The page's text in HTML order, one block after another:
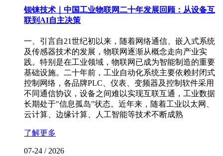
钡铼技术｜中国工业物联网二十年发展回顾：从设备互
联到AI自主决策
一、引言自21世纪初以来，随着网络通信、嵌入式系统
及传感器技术的发展，物联网逐渐从概念走向产业实
践。特别是在工业领域，物联网已成为智能制造的重要
基础设施。二十年前，工业自动化系统主要依赖封闭式
控制网络，各品牌PLC、仪表、变频器及控制软件采用
不同通信协议，设备之间难以实现互联互通，工业数据
长期处于"信息孤岛"状态。近年来，随着工业以太网、
云计算、边缘计算、人工智能等技术不断成熟
了解更多
07-24 / 2026